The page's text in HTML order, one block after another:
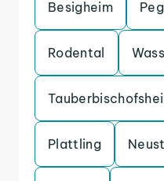
Besigheim
Rodental
Plattling